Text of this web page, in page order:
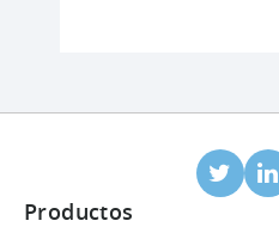
Productos